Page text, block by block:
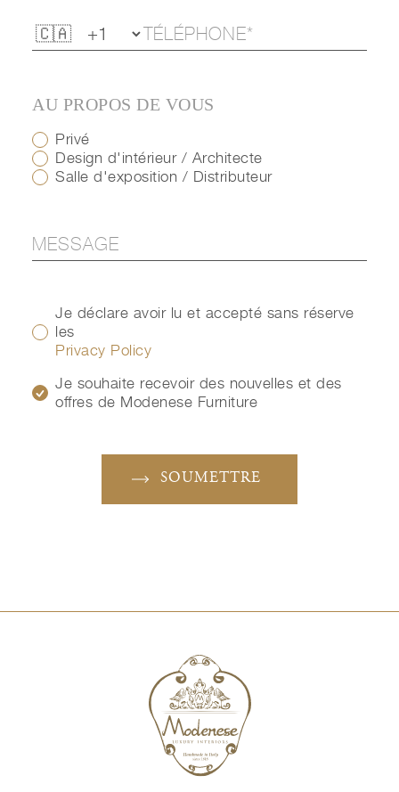
AU PROPOS DE VOUS
Privé
Design d'intérieur / Architecte
Salle d'exposition / Distributeur
Je déclare avoir lu et accepté sans réserve
les
Privacy Policy
Je souhaite recevoir des nouvelles et des
offres de Modenese Furniture
SOUMETTRE